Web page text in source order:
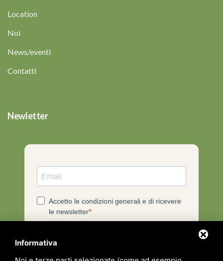
Location
Noi
News/eventi
Contatti
Newletter
Informativa